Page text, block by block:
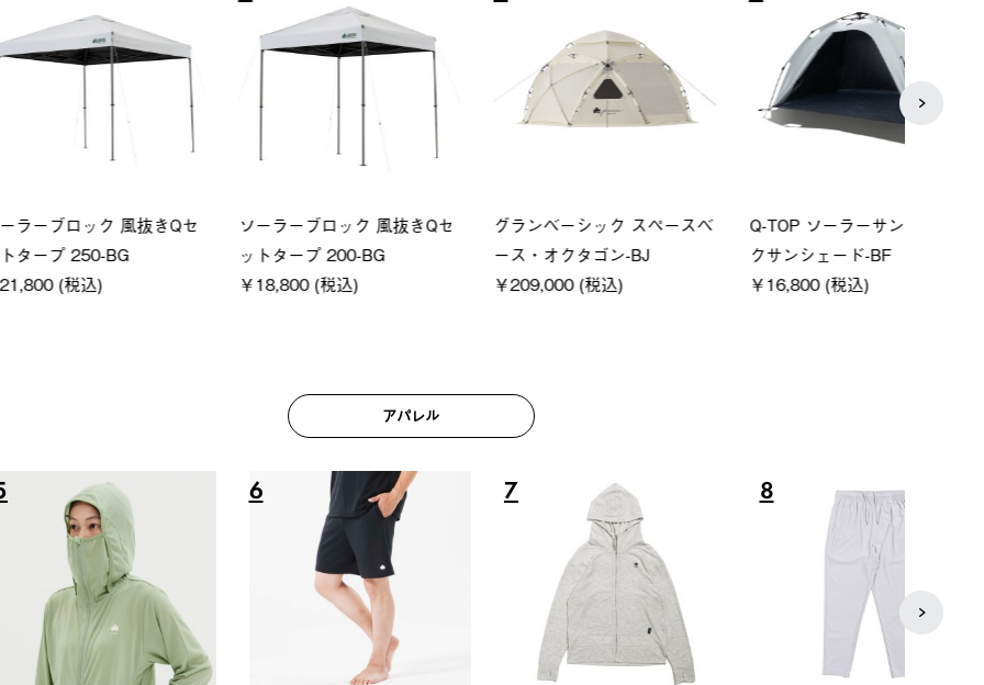
ック 風抜きQセ
BG
込)
ソーラーブロック 風抜きQセ
ットタープ 200-BG
￥18,800 (税込)
グランベーシック スペースベ
ース・オクタゴン-BJ
￥209,000 (税込)
Q-TOP ソーラーサンドブロッ
クサンシェード-BF
￥16,800 (税込)
アパレル